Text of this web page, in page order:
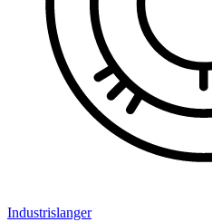
Industrislanger